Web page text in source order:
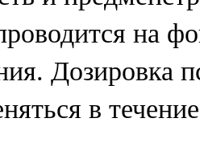
на
Дозировка
в